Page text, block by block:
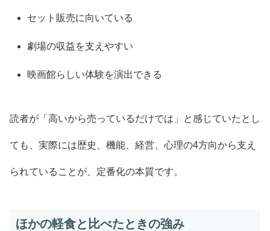
セット販売に向いている
劇場の収益を支えやすい
映画館らしい体験を演出できる
読者が「高いから売っているだけでは」と感じていたとし
ても、実際には歴史、機能、経営、心理の4方向から支え
られていることが、定番化の本質です。
ほかの軽食と比べたときの強み